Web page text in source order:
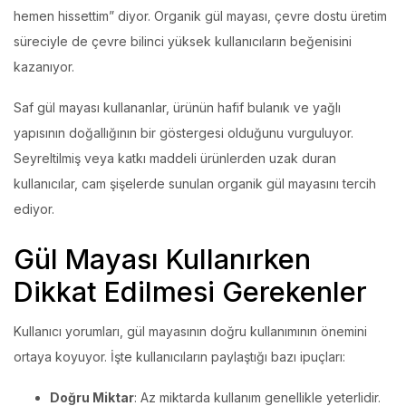
hemen hissettim” diyor. Organik gül mayası, çevre dostu üretim
süreciyle de çevre bilinci yüksek kullanıcıların beğenisini
kazanıyor.
Saf gül mayası kullananlar, ürünün hafif bulanık ve yağlı
yapısının doğallığının bir göstergesi olduğunu vurguluyor.
Seyreltilmiş veya katkı maddeli ürünlerden uzak duran
kullanıcılar, cam şişelerde sunulan organik gül mayasını tercih
ediyor.
Gül Mayası Kullanırken
Dikkat Edilmesi Gerekenler
Kullanıcı yorumları, gül mayasının doğru kullanımının önemini
ortaya koyuyor. İşte kullanıcıların paylaştığı bazı ipuçları:
Doğru Miktar: Az miktarda kullanım genellikle yeterlidir.